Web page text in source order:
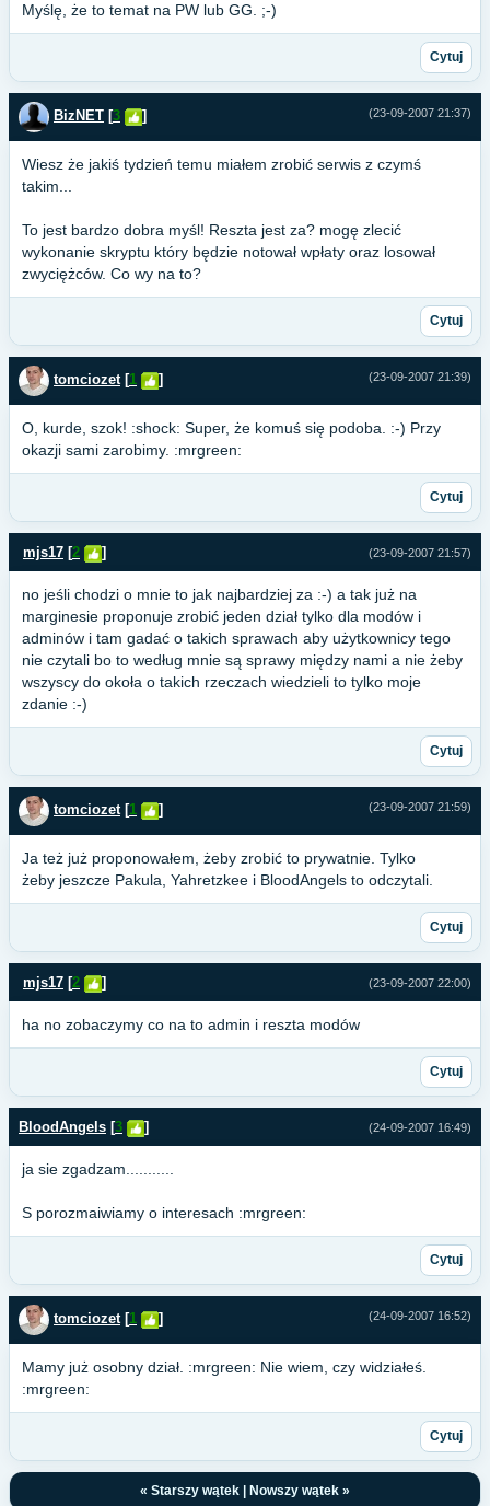
Myślę, że to temat na PW lub GG. ;-)
Cytuj
(23-09-2007 21:37)
BizNET [3 ]
Wiesz że jakiś tydzień temu miałem zrobić serwis z czymś
takim...
To jest bardzo dobra myśl! Reszta jest za? mogę zlecić
wykonanie skryptu który będzie notował wpłaty oraz losował
zwyciężców. Co wy na to?
Cytuj
(23-09-2007 21:39)
tomciozet [1 ]
O, kurde, szok! :shock: Super, że komuś się podoba. :-) Przy
okazji sami zarobimy. :mrgreen:
Cytuj
(23-09-2007 21:57)
mjs17 [2 ]
no jeśli chodzi o mnie to jak najbardziej za :-) a tak już na
marginesie proponuje zrobić jeden dział tylko dla modów i
adminów i tam gadać o takich sprawach aby użytkownicy tego
nie czytali bo to według mnie są sprawy między nami a nie żeby
wszyscy do okoła o takich rzeczach wiedzieli to tylko moje
zdanie :-)
Cytuj
(23-09-2007 21:59)
tomciozet [1 ]
Ja też już proponowałem, żeby zrobić to prywatnie. Tylko
żeby jeszcze Pakula, Yahretzkee i BloodAngels to odczytali.
Cytuj
(23-09-2007 22:00)
mjs17 [2 ]
ha no zobaczymy co na to admin i reszta modów
Cytuj
(24-09-2007 16:49)
BloodAngels [3 ]
ja sie zgadzam...........
S porozmaiwiamy o interesach :mrgreen:
Cytuj
(24-09-2007 16:52)
tomciozet [1 ]
Mamy już osobny dział. :mrgreen: Nie wiem, czy widziałeś.
:mrgreen:
Cytuj
« Starszy wątek Nowszy wątek »